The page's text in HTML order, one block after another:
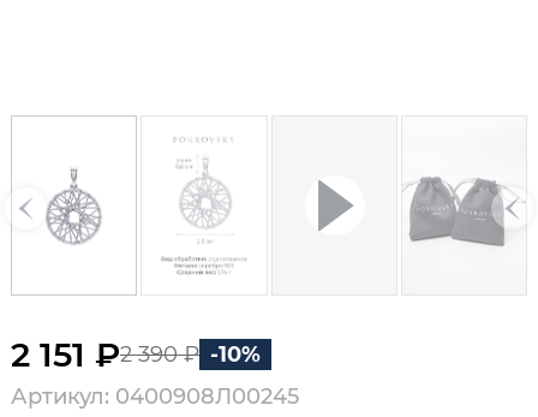
2 151 ₽2 390 ₽ -10%
Артикул: 0400908Л00245